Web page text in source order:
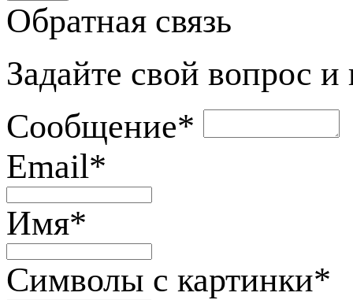
Обратная связь
Задайте свой вопрос
Сообщение*
Email*
Имя*
Символы с картинки*